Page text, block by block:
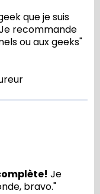
que je suis
recommande
ou aux geeks"
Je
bravo."